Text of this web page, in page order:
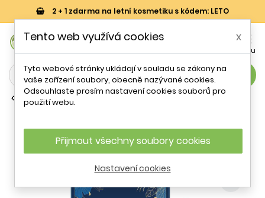
2 + 1 zdarma na letní kosmetiku s kódem: LETO

Menu
search
Vyhlazující krémy proti vráskám
hořec a Protěž alpská Weleda
- 8 %
Tento web využívá cookies x
Tyto webové stránky ukládají v souladu se zákony na
vaše zařízení soubory, obecně nazývané cookies.
Odsouhlaste prosím nastavení cookies souborů pro
použití webu.
Přijmout všechny soubory cookies
Nastavení cookies